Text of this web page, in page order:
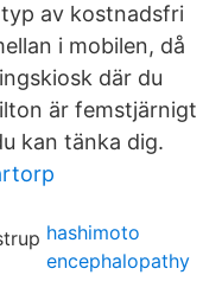
av kostnadsfri
i mobilen, då
där du
är femstjärnigt
kan tänka dig.
hashimoto
encephalopathy